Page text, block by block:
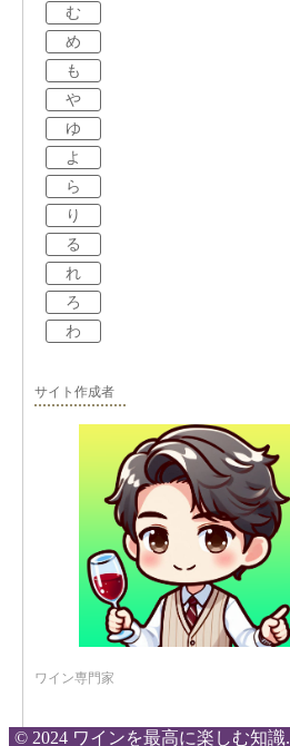
む
め
も
や
ゆ
よ
ら
り
る
れ
ろ
わ
サイト作成者
ワイン専門家
© 2024 ワインを最高に楽しむ知識.